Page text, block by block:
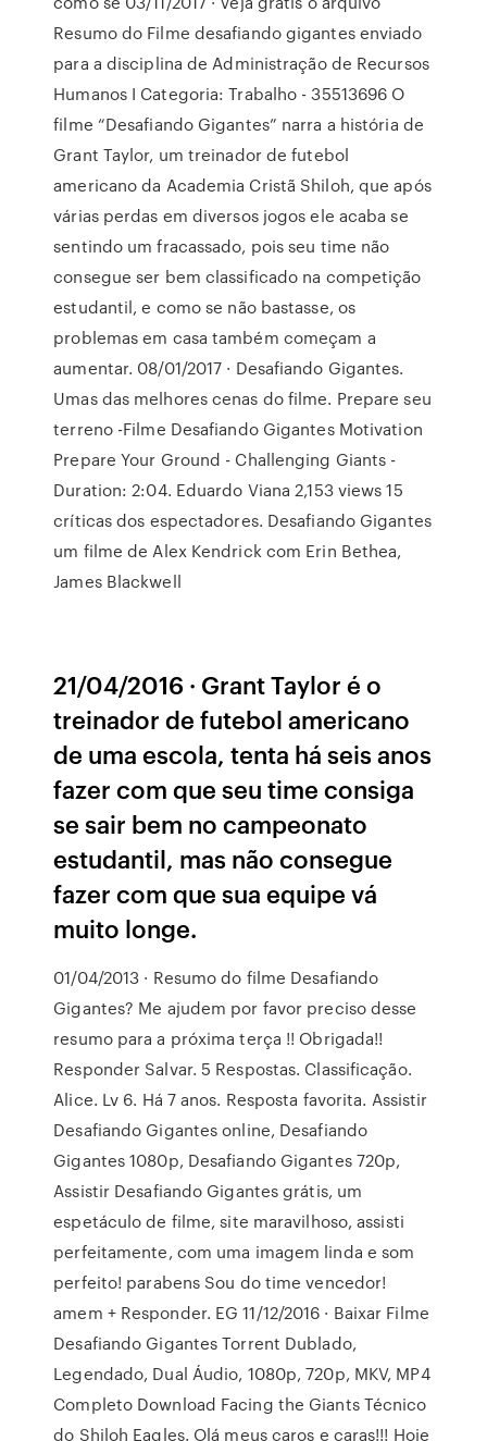
Resumo do Filme desafiando gigantes enviado
para a disciplina de Administração de Recursos
Humanos I Categoria: Trabalho - 35513696 O
filme “Desafiando Gigantes” narra a história de
Grant Taylor, um treinador de futebol
americano da Academia Cristã Shiloh, que após
várias perdas em diversos jogos ele acaba se
sentindo um fracassado, pois seu time não
consegue ser bem classificado na competição
estudantil, e como se não bastasse, os
problemas em casa também começam a
aumentar. 08/01/2017 · Desafiando Gigantes.
Umas das melhores cenas do filme. Prepare seu
terreno -Filme Desafiando Gigantes Motivation
Prepare Your Ground - Challenging Giants -
Duration: 2:04. Eduardo Viana 2,153 views 15
críticas dos espectadores. Desafiando Gigantes
um filme de Alex Kendrick com Erin Bethea,
James Blackwell
21/04/2016 · Grant Taylor é o
treinador de futebol americano
de uma escola, tenta há seis anos
fazer com que seu time consiga
se sair bem no campeonato
estudantil, mas não consegue
fazer com que sua equipe vá
muito longe.
01/04/2013 · Resumo do filme Desafiando
Gigantes? Me ajudem por favor preciso desse
resumo para a próxima terça !! Obrigada!!
Responder Salvar. 5 Respostas. Classificação.
Alice. Lv 6. Há 7 anos. Resposta favorita. Assistir
Desafiando Gigantes online, Desafiando
Gigantes 1080p, Desafiando Gigantes 720p,
Assistir Desafiando Gigantes grátis, um
espetáculo de filme, site maravilhoso, assisti
perfeitamente, com uma imagem linda e som
perfeito! parabens Sou do time vencedor!
amem + Responder. EG 11/12/2016 · Baixar Filme
Desafiando Gigantes Torrent Dublado,
Legendado, Dual Áudio, 1080p, 720p, MKV, MP4
Completo Download Facing the Giants Técnico
do Shiloh Eagles. Olá meus caros e caras!!! Hoje